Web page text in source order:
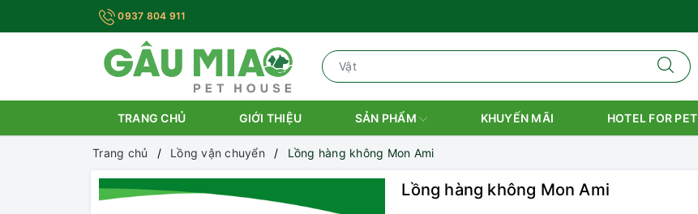
0937 804 911
TRANG CHỦ GIỚI THIỆU SẢN PHẨM KHUYẾN MÃI HOTEL FOR PET
Trang chủ Lồng vận chuyển Lồng hàng không Mon Ami
Lồng hàng không Mon Ami